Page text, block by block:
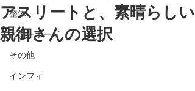
整体
スノーボード
その他
インフィ
アスリートと、素晴らしい
親御さんの選択